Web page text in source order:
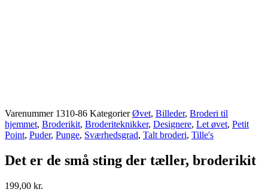
Varenummer 1310-86 Kategorier Øvet, Billeder, Broderi til
hjemmet, Broderikit, Broderiteknikker, Designere, Let øvet, Petit
Point, Puder, Punge, Sværhedsgrad, Talt broderi, Tille's
Det er de små sting der tæller, broderikit
199,00 kr.